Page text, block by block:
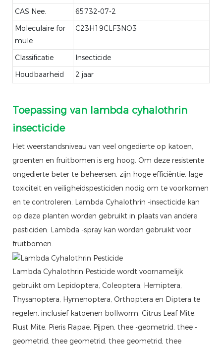
CAS Nee.
65732-07-2
Moleculaire for
mule
C23H19CLF3NO3
Classificatie
Insecticide
Houdbaarheid
2 jaar
Toepassing van lambda cyhalothrin
insecticide
Het weerstandsniveau van veel ongedierte op katoen,
groenten en fruitbomen is erg hoog. Om deze resistente
ongedierte beter te beheersen, zijn hoge efficiëntie, lage
toxiciteit en veiligheidspesticiden nodig om te voorkomen
en te controleren. Lambda Cyhalothrin -insecticide kan
op deze planten worden gebruikt in plaats van andere
pesticiden. Lambda -spray kan worden gebruikt voor
fruitbomen.
Lambda Cyhalothrin Pesticide wordt voornamelijk
gebruikt om Lepidoptera, Coleoptera, Hemiptera,
Thysanoptera, Hymenoptera, Orthoptera en Diptera te
regelen, inclusief katoenen bollworm, Citrus Leaf Mite,
Rust Mite, Pieris Rapae, Pijpen, thee -geometrid, thee -
geometrid, thee geometrid, thee geometrid, thee